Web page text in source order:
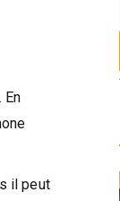
En
il peut